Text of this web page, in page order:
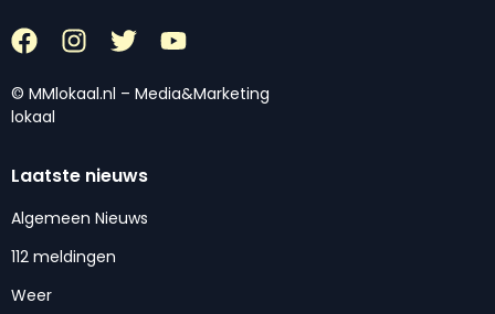
© MMlokaal.nl – Media&Marketing
lokaal
Laatste nieuws
Algemeen Nieuws
112 meldingen
Weer